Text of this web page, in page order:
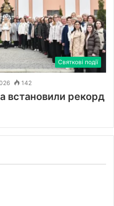
Святкові події
142
встановили рекорд